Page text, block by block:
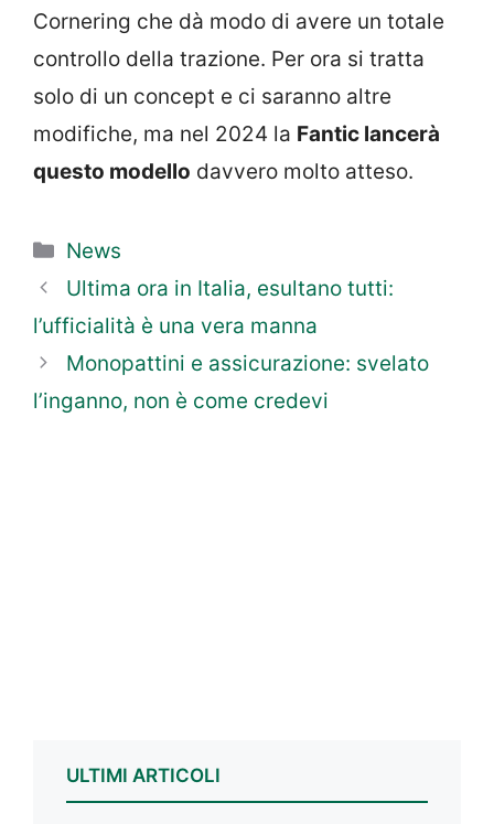
Cornering che dà modo di avere un totale
controllo della trazione. Per ora si tratta
solo di un concept e ci saranno altre
modifiche, ma nel 2024 la Fantic lancerà
questo modello davvero molto atteso.
Categorie
News
Ultima ora in Italia, esultano tutti:
l’ufficialità è una vera manna
Monopattini e assicurazione: svelato
l’inganno, non è come credevi
ULTIMI ARTICOLI